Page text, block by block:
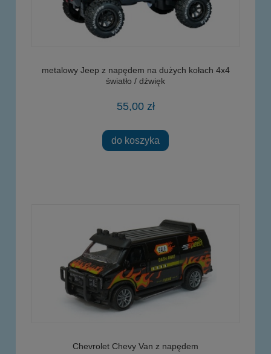
metalowy Jeep z napędem na dużych kołach 4x4
światło / dźwięk
55,00 zł
do koszyka
Chevrolet Chevy Van z napędem